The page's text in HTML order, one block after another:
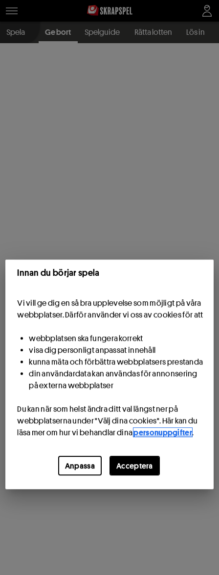
Spela Ge bort Spelguide Rätta lotten Lös in
Innan du börjar spela
Vi vill ge dig en så bra upplevelse som möjligt på våra
webbplatser. Därför använder vi oss av cookies för att
webbplatsen ska fungera korrekt
visa dig personligt anpassat innehåll
kunna mäta och förbättra webbplatsers prestanda
din användardata kan användas för annonsering
på externa webbplatser
Du kan när som helst ändra ditt val längst ner på
webbplatserna under "Välj dina cookies". Här kan du
läsa mer om hur vi behandlar dinapersonuppgifter.
Anpassa Acceptera